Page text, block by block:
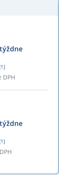
DPH